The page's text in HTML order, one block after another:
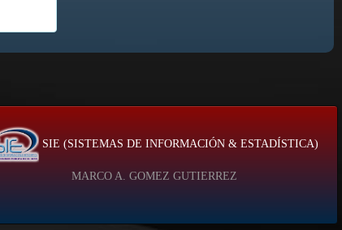
SIE (SISTEMAS DE INFORMACIÓN & ESTADÍSTICA)
MARCO A. GOMEZ GUTIERREZ